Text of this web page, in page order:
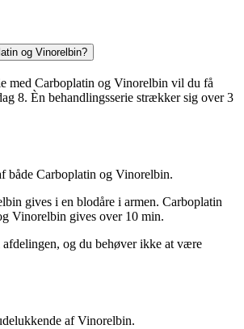
og Vinorelbin?
med Carboplatin og Vinorelbin vil du få
8. Èn behandlingsserie strækker sig over 3
både Carboplatin og Vinorelbin.
gives i en blodåre i armen. Carboplatin
Vinorelbin gives over 10 min.
og du behøver ikke at være
af Vinorelbin.